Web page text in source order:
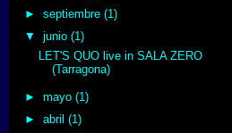
► septiembre (1)
▼ junio (1)
LET'S QUO live in SALA ZERO
(Tarragona)
► mayo (1)
► abril (1)